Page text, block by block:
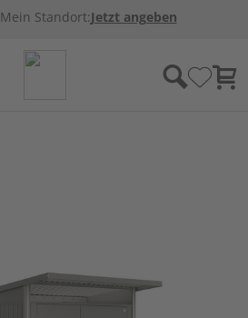
Mein Standort:Jetzt angeben